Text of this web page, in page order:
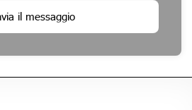
il messaggio